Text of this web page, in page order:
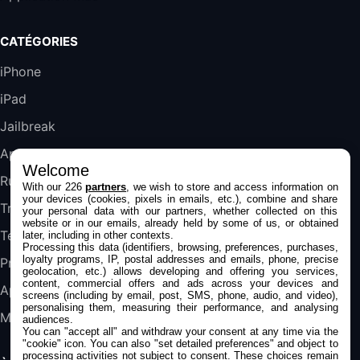
CATÉGORIES
iPhone
iPad
Jailbreak
Applications
Rumeurs
Trucs & astuces
Tests
Promos
Apple
Mac
Welcome
With our 226partners , we wish to store and access information on
your devices (cookies, pixels in emails, etc.), combine and share
your personal data with our partners, whether collected on this
website or in our emails, already held by some of us, or obtained
later, including in other contexts.
Processing this data (identifiers, browsing, preferences, purchases,
loyalty programs, IP, postal addresses and emails, phone, precise
geolocation, etc.) allows developing and offering you services,
content, commercial offers and ads across your devices and
screens (including by email, post, SMS, phone, audio, and video),
personalising them, measuring their performance, and analysing
audiences.
You can "accept all" and withdraw your consent at any time via the
"cookie" icon. You can also "set detailed preferences" and object to
processing activities not subject to consent. These choices remain